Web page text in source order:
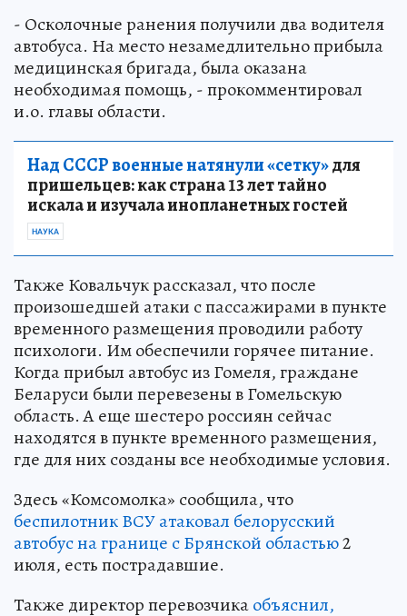
- Осколочные ранения получили два водителя
автобуса. На место незамедлительно прибыла
медицинская бригада, была оказана
необходимая помощь, - прокомментировал
и.о. главы области.
Над СССР военные натянули «сетку»для
пришельцев: как страна 13 лет тайно
искала и изучала инопланетных гостей
НАУКА
Также Ковальчук рассказал, что после
произошедшей атаки с пассажирами в пункте
временного размещения проводили работу
психологи. Им обеспечили горячее питание.
Когда прибыл автобус из Гомеля, граждане
Беларуси были перевезены в Гомельскую
область. А еще шестеро россиян сейчас
находятся в пункте временного размещения,
где для них созданы все необходимые условия.
Здесь «Комсомолка» сообщила, что
беспилотник ВСУ атаковал белорусский
автобус на границе с Брянской областью2
июля, есть пострадавшие.
Также директор перевозчикаобъяснил,